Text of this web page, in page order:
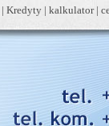
| Kredyty | kalkulator|